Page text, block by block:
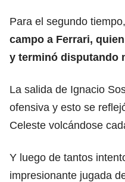
Para el segundo tiempo,
campo a Ferrari,
y terminó disputando
La salida de Ignacio
ofensiva y esto se
Celeste volcándose
Y luego de tantos
impresionante jugada